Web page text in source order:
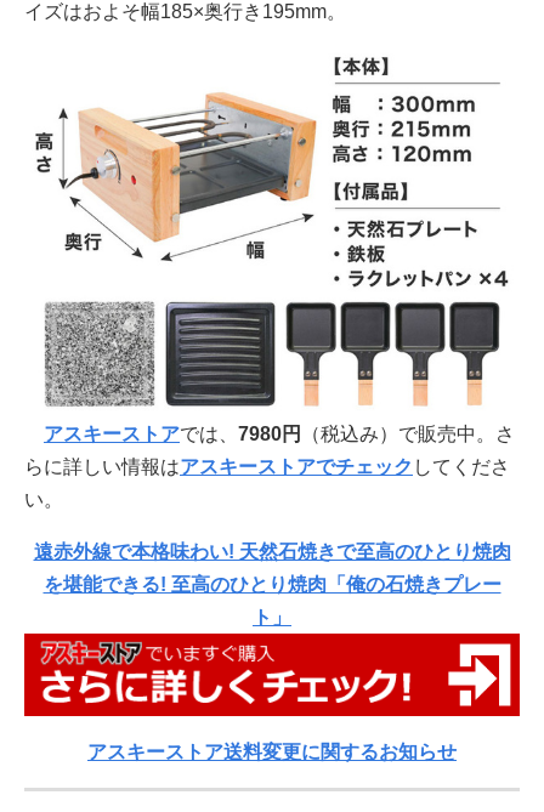
イズはおよそ幅185×奥行き195mm。
アスキーストアでは、 7980円
（税込み）で販売中。さ
らに詳しい情報はアスキーストアでチェック してくださ
い。
遠赤外線で本格味わい! 天然石焼きで至高のひとり焼肉
を堪能できる! 至高のひとり焼肉「俺の石焼きプレー
ト」
アスキーストア送料変更に関するお知らせ